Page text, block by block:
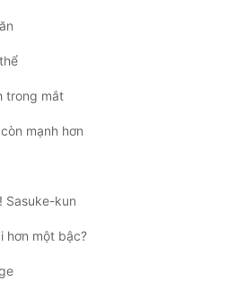
trong mắt
mạnh hơn
Sasuke-kun
hơn một bậc?